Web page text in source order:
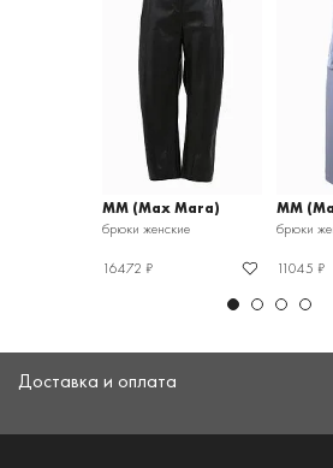
MM (Max Mara)
брюки женские
16472 ₽
MM
брюки
11045 ₽
Доставка и оплата